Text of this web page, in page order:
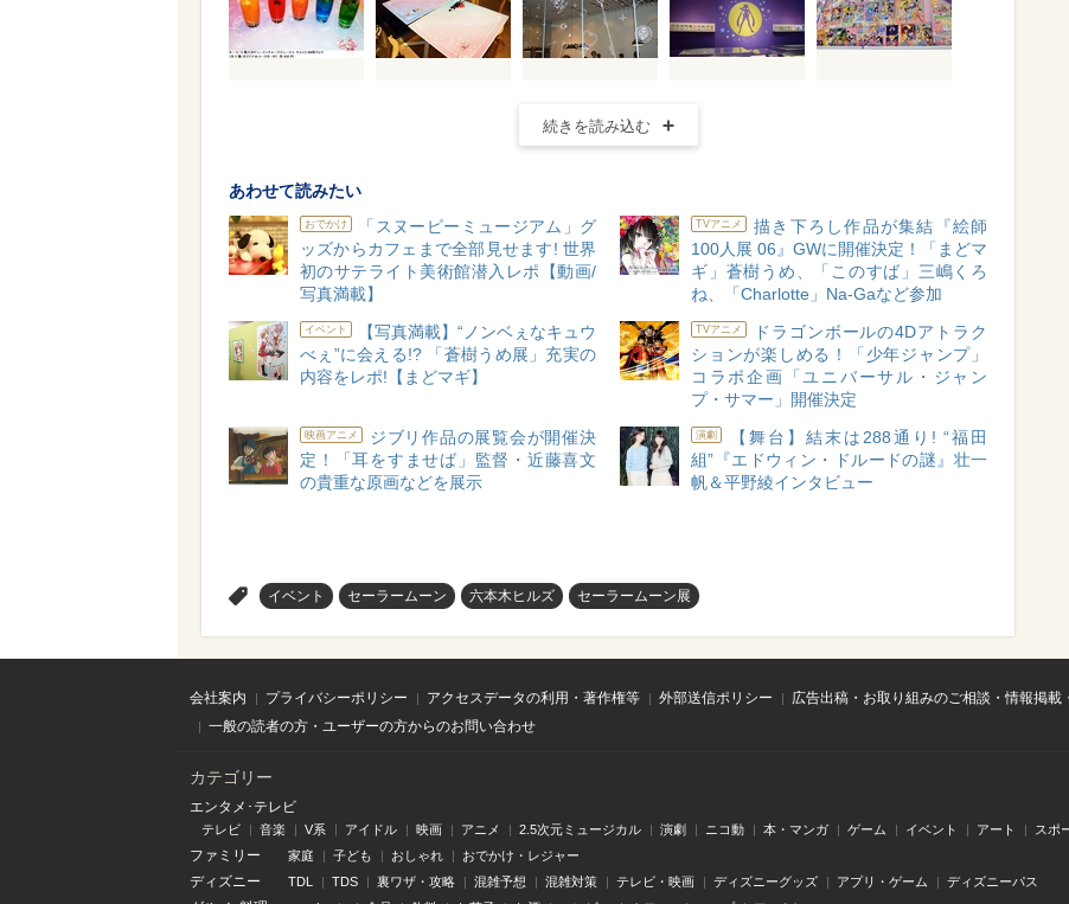
続きを読み込む
あわせて読みたい
おでかけ
「スヌーピーミュージアム」グ
ッズからカフェまで全部見せます! 世界
初のサテライト美術館潜入レポ【動画/
写真満載】
TVアニメ
描き下ろし作品が集結『絵師
100人展 06』GWに開催決定！「まどマ
ギ」蒼樹うめ、「このすば」三嶋くろ
ね、「Charlotte」Na-Gaなど参加
イベント
【写真満載】“ノンベぇなキュウ
べぇ”に会える!? 「蒼樹うめ展」充実の
内容をレポ!【まどマギ】
TVアニメ
ドラゴンボールの4Dアトラク
ションが楽しめる！「少年ジャンプ」
コラボ企画「ユニバーサル・ジャン
プ・サマー」開催決定
映画アニメ
ジブリ作品の展覧会が開催決
定！「耳をすませば」監督・近藤喜文
の貴重な原画などを展示
演劇
【舞台】結末は288通り! “福田
組”『エドウィン・ドルードの謎』壮一
帆＆平野綾インタビュー
イベント セーラームーン 六本木ヒルズ セーラームーン展
会社案内 プライバシーポリシー アクセスデータの利用・著作権等 外部送信ポリシー
広告出稿・お取り組みのご相談・情報掲載
一般の読者の方・ユーザーの方からのお問い合わせ
カテゴリー
エンタメ･テレビ
テレビ 音楽 V系 アイドル 映画 アニメ 2.5次元ミュージカル 演劇 ニコ動 本・マンガ ゲーム イベント アート スポ
ファミリー 家庭 子ども おしゃれ おでかけ・レジャー
ディズニー TDL TDS 裏ワザ・攻略 混雑予想 混雑対策 テレビ・映画 ディズニーグッズ アプリ・ゲーム ディズニーパス